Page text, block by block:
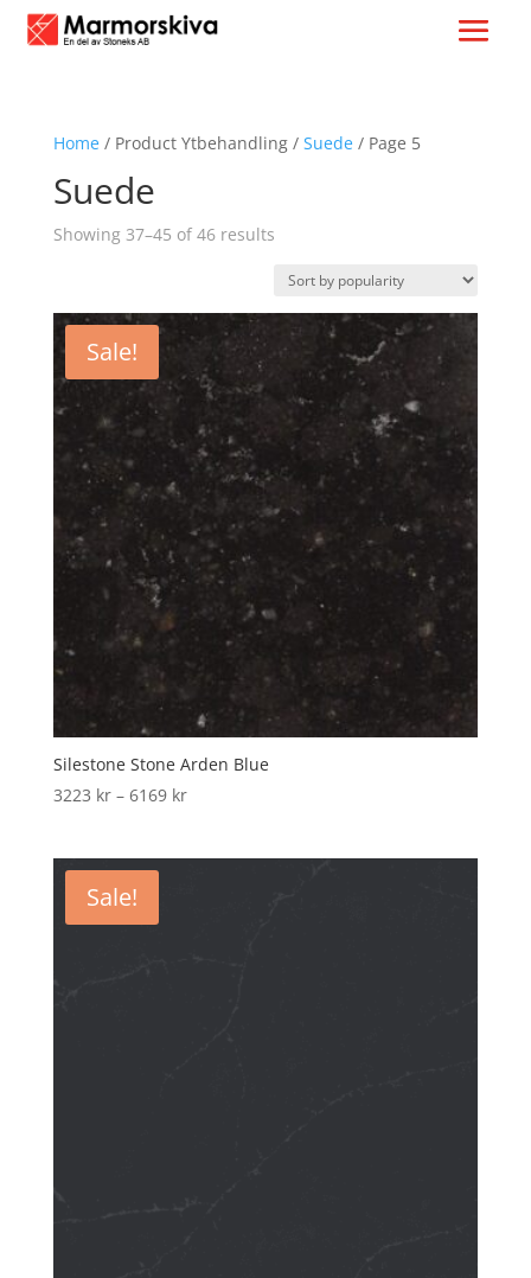
Home/ Product Ytbehandling / Suede/ Page 5
Suede
Showing 37–45 of 46 resultsSorted
popularity
Sale!
Silestone Stone Arden Blue
3223 kr – 6169 krPrice
Sale!